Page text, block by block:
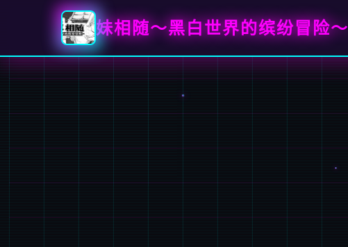
妹相随～黑白世界的缤纷冒险～